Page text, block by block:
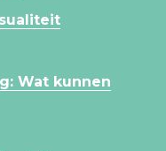
Wat kunnen